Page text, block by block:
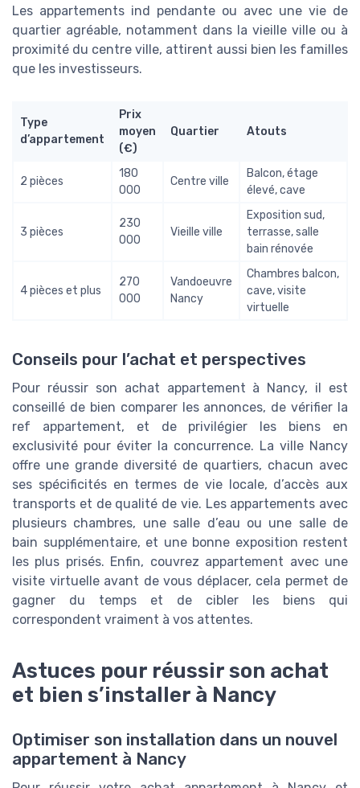
Les appartements ind pendante ou avec une vie de
quartier agréable, notamment dans la vieille ville ou à
proximité du centre ville, attirent aussi bien les familles
que les investisseurs.
Type
d’appartement
Prix
moyen
(€)
Quartier Atouts
2 pièces
180
000
Centre ville
Balcon, étage
élevé, cave
3 pièces
230
000
Vieille ville
Exposition sud,
terrasse, salle
bain rénovée
4 pièces et plus
270
000
Vandoeuvre
Nancy
Chambres balcon,
cave, visite
virtuelle
Conseils pour l’achat et perspectives
Pour réussir son achat appartement à Nancy, il est
conseillé de bien comparer les annonces, de vérifier la
ref appartement, et de privilégier les biens en
exclusivité pour éviter la concurrence. La ville Nancy
offre une grande diversité de quartiers, chacun avec
ses spécificités en termes de vie locale, d’accès aux
transports et de qualité de vie. Les appartements avec
plusieurs chambres, une salle d’eau ou une salle de
bain supplémentaire, et une bonne exposition restent
les plus prisés. Enfin, couvrez appartement avec une
visite virtuelle avant de vous déplacer, cela permet de
gagner du temps et de cibler les biens qui
correspondent vraiment à vos attentes.
Astuces pour réussir son achat
et bien s’installer à Nancy
Optimiser son installation dans un nouvel
appartement à Nancy